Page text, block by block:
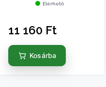
Elérhető
11 160 Ft
Kosárba